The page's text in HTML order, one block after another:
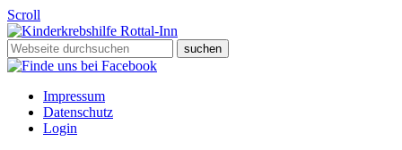
Scroll
Impressum
Datenschutz
Login